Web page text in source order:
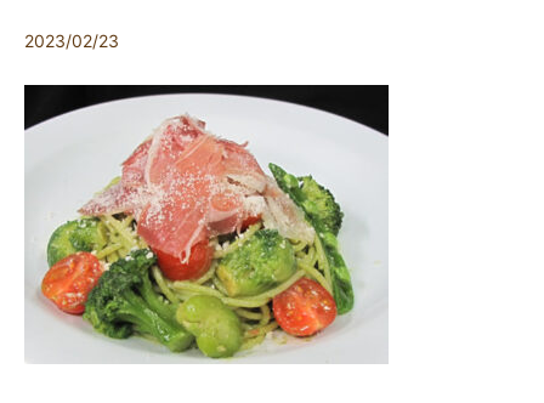
2023/02/23